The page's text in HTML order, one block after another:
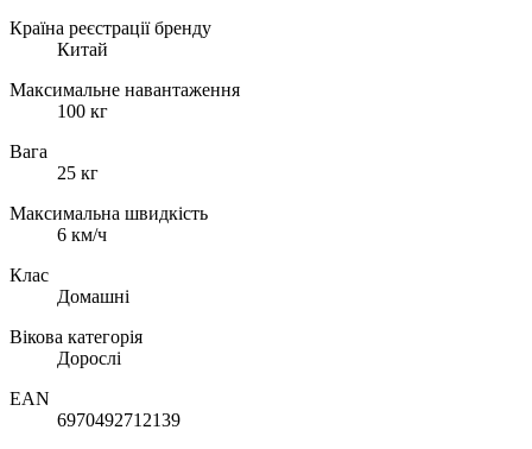
Країна реєстрації бренду
Китай
Максимальне навантаження
100 кг
Вага
25 кг
Максимальна швидкість
6 км/ч
Клас
Домашні
Вікова категорія
Дорослі
EAN
6970492712139